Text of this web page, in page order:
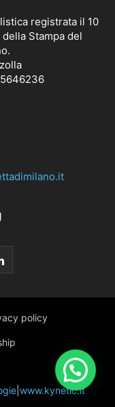
registrata il 10
Stampa del
policy
www.kynetic.it